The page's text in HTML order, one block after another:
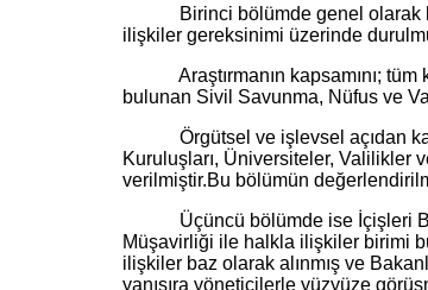
Birinci bölümde genel olarak
ilişkiler gereksinimi üzerinde
Araştırmanın kapsamını; tüm
bulunan Sivil Savunma, Nüfus ve
Örgütsel ve işlevsel açıdan
Kuruluşları, Üniversiteler, Valilikler
verilmiştir.Bu bölümün
Üçüncü bölümde ise İçişleri
Müşavirliği ile halkla ilişkiler birimi
ilişkiler baz olarak alınmış ve
yanısıra yöneticilerle yüzyüze